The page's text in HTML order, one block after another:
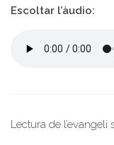
Contacte
Escoltar l’àudio:
Lectura de l’evangeli